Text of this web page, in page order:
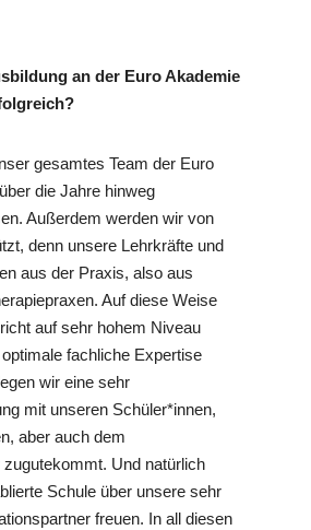
an der Euro Akademie
gesamtes Team der Euro
die Jahre hinweg
Außerdem werden wir von
denn unsere Lehrkräfte und
aus der Praxis, also aus
Auf diese Weise
auf sehr hohem Niveau
fachliche Expertise
wir eine sehr
mit unseren Schüler*innen,
aber auch dem
Und natürlich
Schule über unsere sehr
freuen. In all diesen